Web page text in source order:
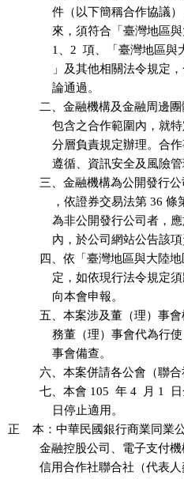
件（以下簡稱合作
來，須符合「臺灣地
1、2  項、「臺灣
」及其他相關法令
              論通過。
二、金融機構及金融周
包含之合作範圍內
分層負責規定辦理
遵循、資訊安全及風
三、金融機構為公開發
，依證券交易法第
為非公開發行公司者
內，於公司網站公告該
四、依「臺灣地區與大陸
定，如依現行法令
              向本會申報。
五、本案涉及董（理）
務董（理）事會代
              事會備查。
六、本案併請各公會（聯
七、本會 105  年 4  月
              日停止適用。
正    本：中華民國銀行商業同業
金融控股公司、電子支
信用合作社聯合社（代